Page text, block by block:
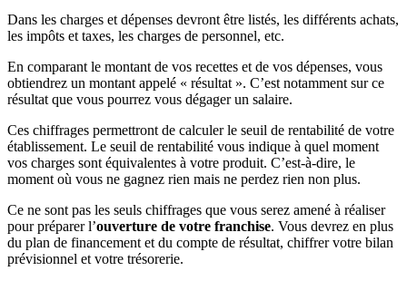
Dans les charges et dépenses devront être listés, les différents achats,
les impôts et taxes, les charges de personnel, etc.
En comparant le montant de vos recettes et de vos dépenses, vous
obtiendrez un montant appelé « résultat ». C’est notamment sur ce
résultat que vous pourrez vous dégager un salaire.
Ces chiffrages permettront de calculer le seuil de rentabilité de votre
établissement. Le seuil de rentabilité vous indique à quel moment
vos charges sont équivalentes à votre produit. C’est-à-dire, le
moment où vous ne gagnez rien mais ne perdez rien non plus.
Ce ne sont pas les seuls chiffrages que vous serez amené à réaliser
pour préparer l’ouverture de votre franchise. Vous devrez en plus
du plan de financement et du compte de résultat, chiffrer votre bilan
prévisionnel et votre trésorerie.